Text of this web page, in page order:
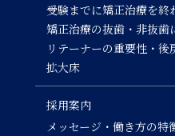
受験までに矯正治療を終
矯正治療の抜歯・非抜歯
リテーナーの重要性・後
拡大床
採用案内
メッセージ・働き方の特